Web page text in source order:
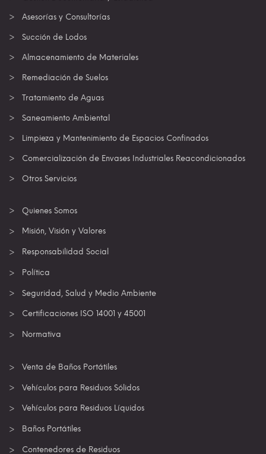
Asesorías y Consultorías
Succión de Lodos
Almacenamiento de Materiales
Remediación de Suelos
Tratamiento de Aguas
Saneamiento Ambiental
Limpieza y Mantenimiento de Espacios Confinados
Comercialización de Envases Industriales Reacondicionados
Otros Servicios
Quienes Somos
Misión, Visión y Valores
Responsabilidad Social
Política
Seguridad, Salud y Medio Ambiente
Certificaciones ISO 14001 y 45001
Normativa
Venta de Baños Portátiles
Vehículos para Residuos Sólidos
Vehículos para Residuos Líquidos
Baños Portátiles
Contenedores de Residuos